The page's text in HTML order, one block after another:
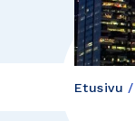
Etusivu /